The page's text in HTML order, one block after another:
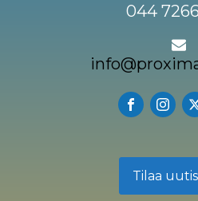
044
Tilaa